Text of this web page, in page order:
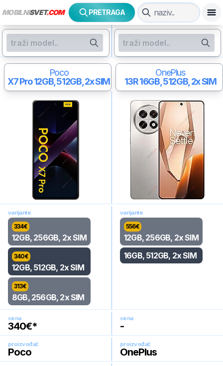
MOBILNISVET.COM PRETRAGA
Poco
X7 Pro12GB, 512GB, 2x SIM
OnePlus
13R16GB, 512GB, 2x SIM
varijante
334€
12GB, 256GB, 2x SIM
340€
12GB, 512GB, 2x SIM
313€
8GB, 256GB, 2x SIM
varijante
556€
12GB, 256GB, 2x SIM
16GB, 512GB, 2x SIM
cena
340€*
cena
-
proizvođač
Poco
proizvođač
OnePlus